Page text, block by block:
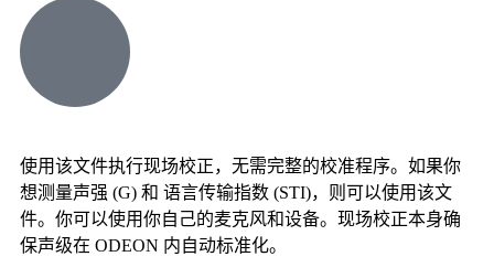
使用该文件执行现场校正，无需完整的校准程序。如果你
想测量声强 (G) 和 语言传输指数 (STI)，则可以使用该文
件。你可以使用你自己的麦克风和设备。现场校正本身确
保声级在 ODEON 内自动标准化。